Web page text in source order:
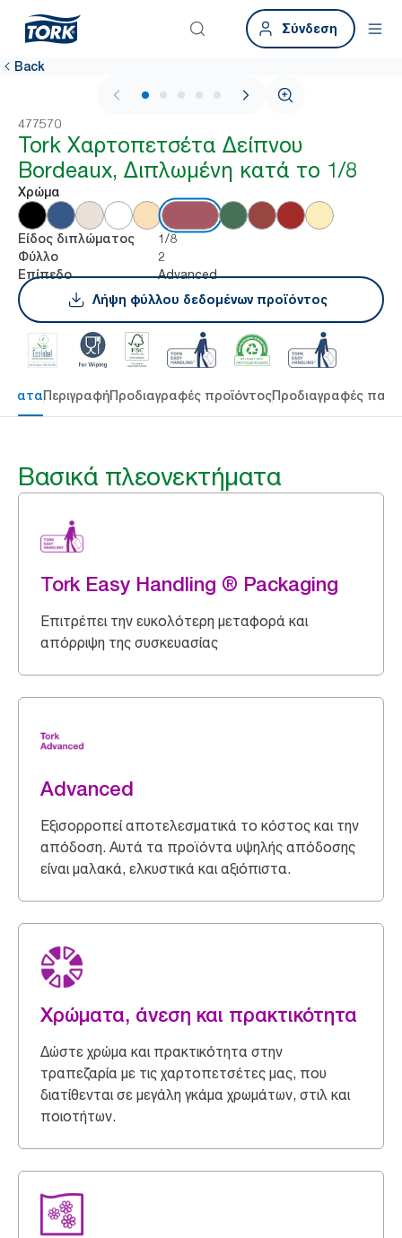
Σύνδεση
Back
1 / 5
477570
Tork Χαρτοπετσέτα Δείπνου
Bordeaux, Διπλωμένη κατά το 1/8
Χρώμα
Είδος διπλώματος 1/8
Φύλλο 2
Επίπεδο
Advanced
Λήψη φύλλου δεδομένων προϊόντος
ΠεριγραφήΠροδιαγραφές προϊόντοςΠροδιαγραφές
Βασικά πλεονεκτήματα
Tork Easy Handling ® Packaging
Επιτρέπει την ευκολότερη μεταφορά και
απόρριψη της συσκευασίας
Advanced
Εξισορροπεί αποτελεσματικά το κόστος και την
απόδοση. Αυτά τα προϊόντα υψηλής απόδοσης
είναι μαλακά, ελκυστικά και αξιόπιστα.
Χρώματα, άνεση και πρακτικότητα
Δώστε χρώμα και πρακτικότητα στην
τραπεζαρία με τις χαρτοπετσέτες μας, που
διατίθενται σε μεγάλη γκάμα χρωμάτων, στιλ και
ποιοτήτων.